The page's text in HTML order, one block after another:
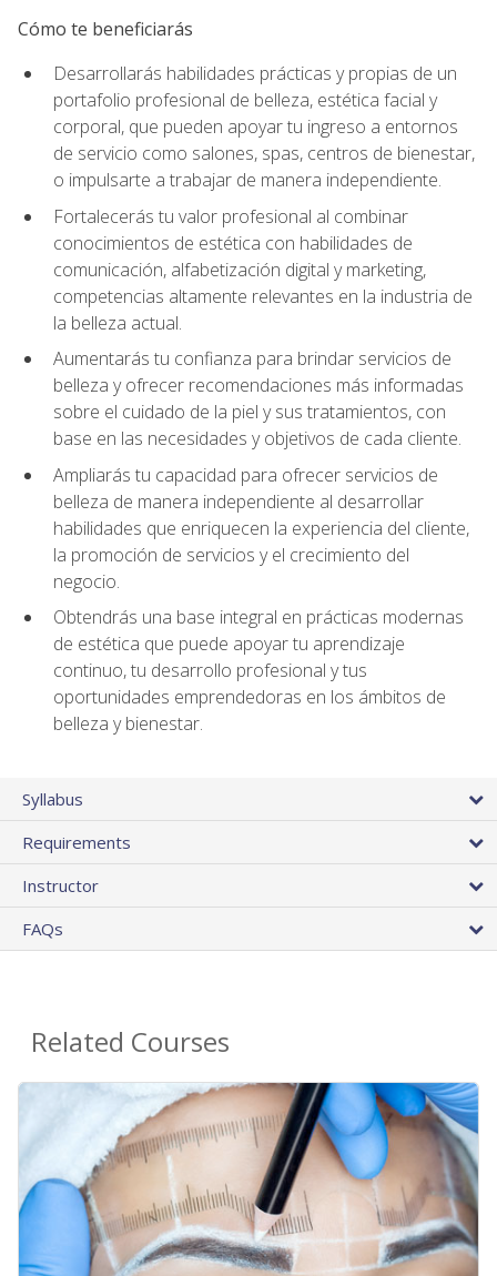
Cómo te beneficiarás
Desarrollarás habilidades prácticas y propias de un
portafolio profesional de belleza, estética facial y
corporal, que pueden apoyar tu ingreso a entornos
de servicio como salones, spas, centros de bienestar,
o impulsarte a trabajar de manera independiente.
Fortalecerás tu valor profesional al combinar
conocimientos de estética con habilidades de
comunicación, alfabetización digital y marketing,
competencias altamente relevantes en la industria de
la belleza actual.
Aumentarás tu confianza para brindar servicios de
belleza y ofrecer recomendaciones más informadas
sobre el cuidado de la piel y sus tratamientos, con
base en las necesidades y objetivos de cada cliente.
Ampliarás tu capacidad para ofrecer servicios de
belleza de manera independiente al desarrollar
habilidades que enriquecen la experiencia del cliente,
la promoción de servicios y el crecimiento del
negocio.
Obtendrás una base integral en prácticas modernas
de estética que puede apoyar tu aprendizaje
continuo, tu desarrollo profesional y tus
oportunidades emprendedoras en los ámbitos de
belleza y bienestar.
Syllabus
Requirements
Instructor
FAQs
Related Courses